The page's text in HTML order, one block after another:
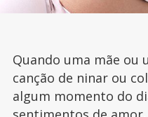
Quando uma mãe ou
canção de ninar ou
algum momento do